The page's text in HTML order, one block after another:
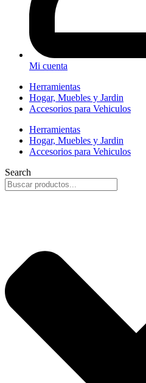
Mi cuenta
Herramientas
Hogar, Muebles y Jardin
Accesorios para Vehiculos
Herramientas
Hogar, Muebles y Jardin
Accesorios para Vehiculos
Search